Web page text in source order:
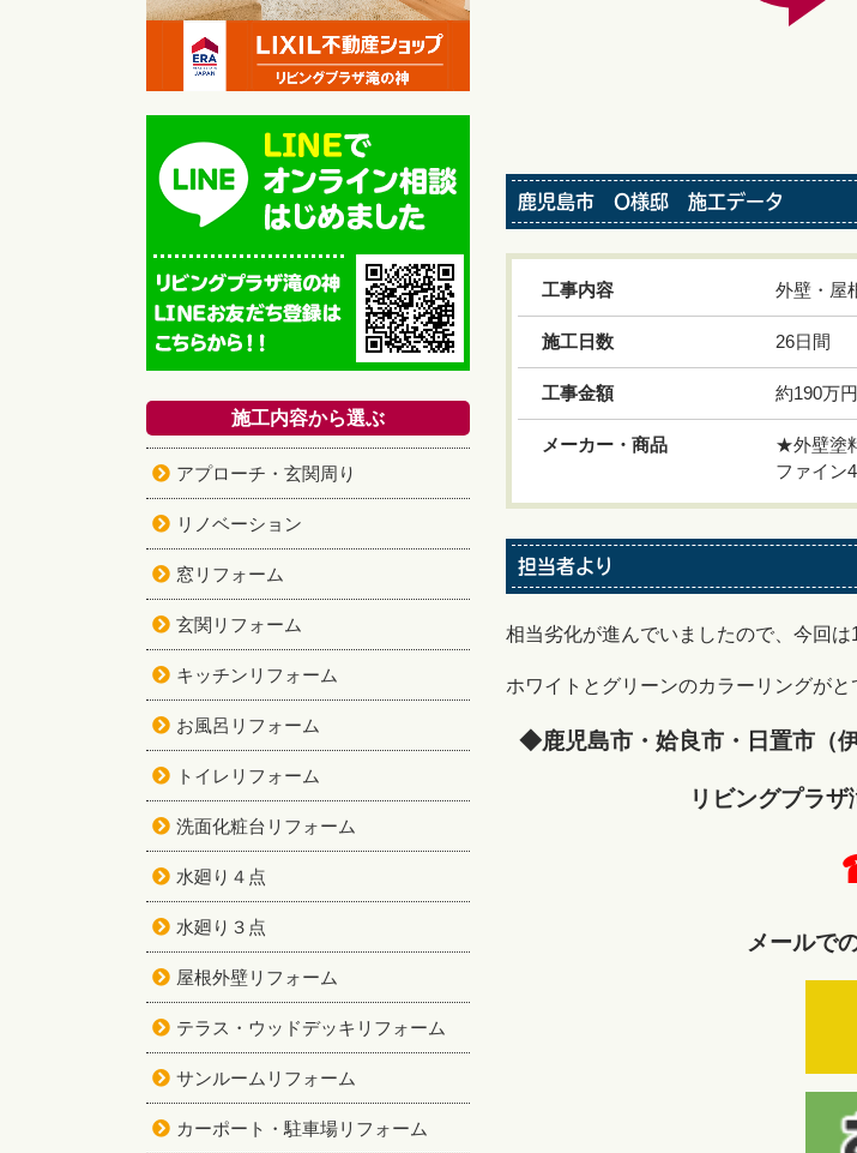
鹿児島市 O様邸 施工データ
工事内容 外壁・屋
施工日数 26日間
工事金額 約190万
メーカー・商品
★外壁塗
ファイン
担当者より
相当劣化が進んでいましたので、今回
ホワイトとグリーンのカラーリングがと
◆鹿児島市・姶良市・日置市（
リビングプラザ
メールで
施工内容から選ぶ
アプローチ・玄関周り
リノベーション
窓リフォーム
玄関リフォーム
キッチンリフォーム
お風呂リフォーム
トイレリフォーム
洗面化粧台リフォーム
水廻り４点
水廻り３点
屋根外壁リフォーム
テラス・ウッドデッキリフォーム
サンルームリフォーム
カーポート・駐車場リフォーム